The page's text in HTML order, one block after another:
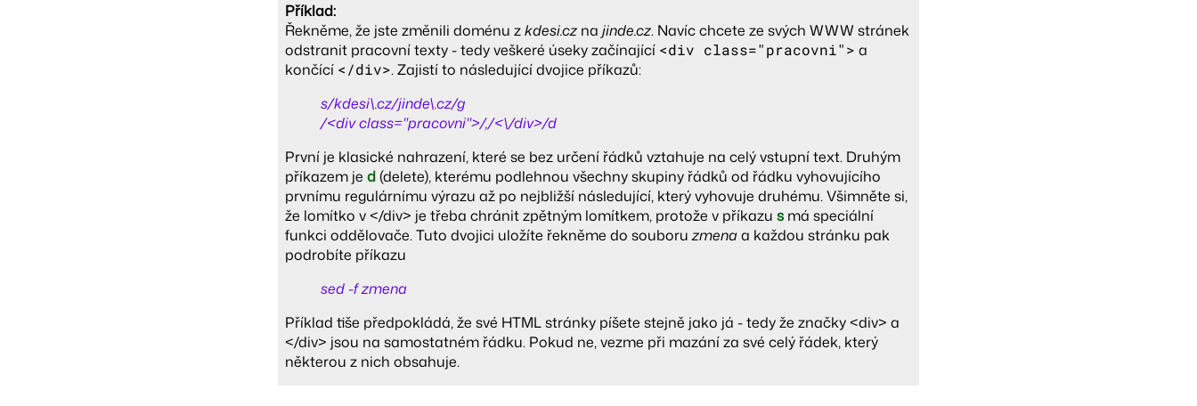
Příklad:
Řekněme, že jste změnili doménu zkdesi.cz na jinde.cz. Navíc chcete ze svých WWW stránek
odstranit pracovní texty - tedy veškeré úseky začínající <div class="pracovni"> a
končící </div>. Zajistí to následující dvojice příkazů:
s/kdesi\.cz/jinde\.cz/g
/<div class="pracovni">/,/<\/div>/d
První je klasické nahrazení, které se bez určení řádků vztahuje na celý vstupní text. Druhým
příkazem je d(delete), kterému podlehnou všechny skupiny řádků od řádku vyhovujícího
prvnímu regulárnímu výrazu až po nejbližší následující, který vyhovuje druhému. Všimněte si,
že lomítko v </div> je třeba chránit zpětným lomítkem, protože v příkazu s má speciální
funkci oddělovače. Tuto dvojici uložíte řekněme do souboruzmenaa každou stránku pak
podrobíte příkazu
sed -f zmena
Příklad tiše předpokládá, že své HTML stránky píšete stejně jako já - tedy že značky <div> a
</div> jsou na samostatném řádku. Pokud ne, vezme při mazání za své celý řádek, který
některou z nich obsahuje.